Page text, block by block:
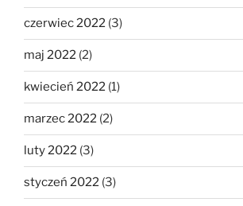
czerwiec 2022 (3)
maj 2022 (2)
kwiecień 2022 (1)
marzec 2022 (2)
luty 2022 (3)
styczeń 2022 (3)